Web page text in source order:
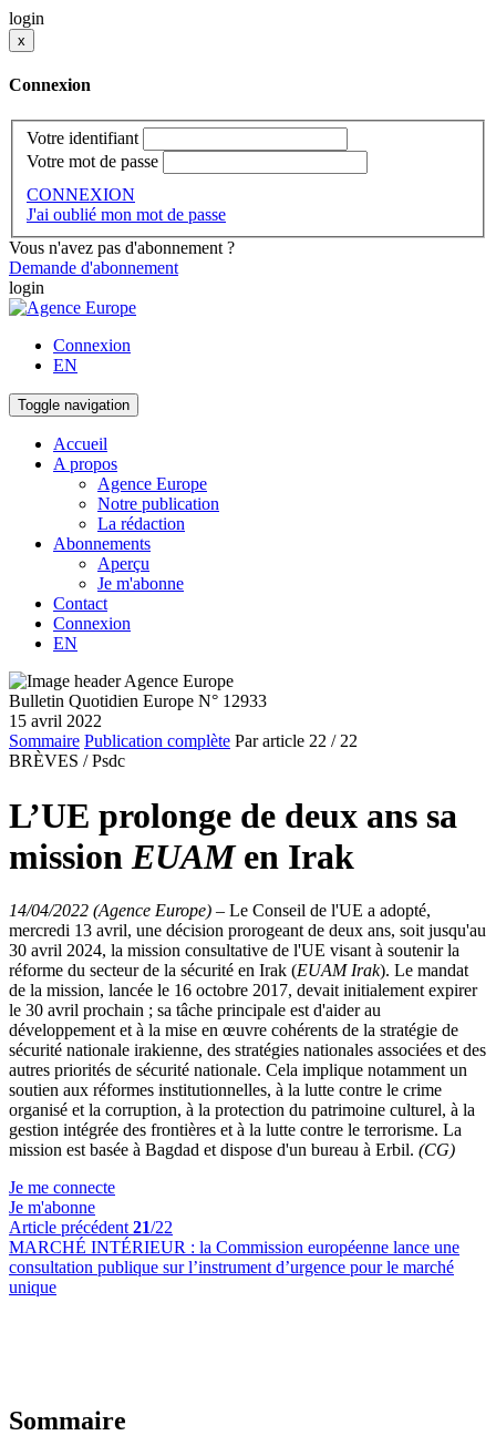
login
x
Connexion
Votre identifiant
Votre mot de passe
CONNEXION
J'ai oublié mon mot de passe
Vous n'avez pas d'abonnement ?
Demande d'abonnement
login
Connexion
EN
Toggle navigation
Accueil
A propos
Agence Europe
Notre publication
La rédaction
Abonnements
Aperçu
Je m'abonne
Contact
Connexion
EN
Bulletin Quotidien Europe N° 12933
15 avril 2022
Sommaire Publication complète Par article 22 / 22
BRÈVES / Psdc
L’UE prolonge de deux ans sa
mission EUAMen Irak
14/04/2022 (Agence Europe) – Le Conseil de l'UE a adopté,
mercredi 13 avril, une décision prorogeant de deux ans, soit jusqu'au
30 avril 2024, la mission consultative de l'UE visant à soutenir la
réforme du secteur de la sécurité en Irak (EUAM Irak). Le mandat
de la mission, lancée le 16 octobre 2017, devait initialement expirer
le 30 avril prochain ; sa tâche principale est d'aider au
développement et à la mise en œuvre cohérents de la stratégie de
sécurité nationale irakienne, des stratégies nationales associées et des
autres priorités de sécurité nationale. Cela implique notamment un
soutien aux réformes institutionnelles, à la lutte contre le crime
organisé et la corruption, à la protection du patrimoine culturel, à la
gestion intégrée des frontières et à la lutte contre le terrorisme. La
mission est basée à Bagdad et dispose d'un bureau à Erbil. (CG)
Je me connecte
Je m'abonne
Article précédent 21/22
MARCHÉ INTÉRIEUR : la Commission européenne lance une
consultation publique sur l’instrument d’urgence pour le marché
unique
Sommaire